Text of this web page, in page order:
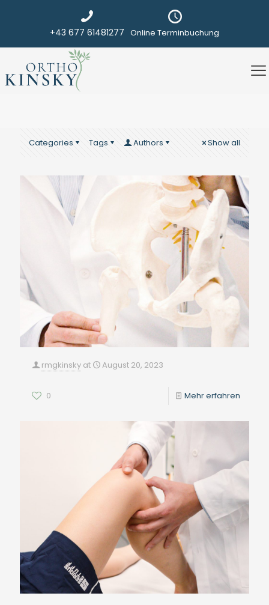
+43 677 61481277 Online Terminbuchung
Categories Tags Authors Show all
rmgkinsky at August 20, 2023
0 Mehr erfahren